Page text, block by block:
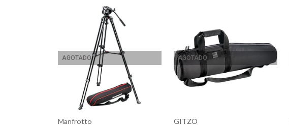
AGOTADO
Manfrotto
AGOTADO
GITZO